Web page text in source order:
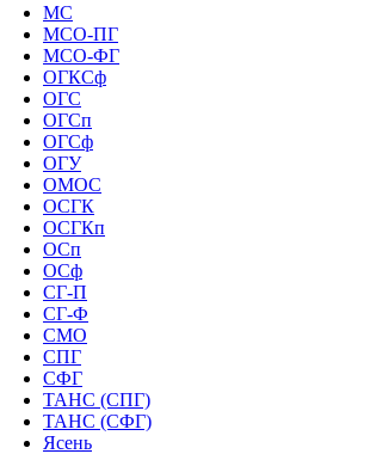
МС
МСО-ПГ
МСО-ФГ
ОГКСф
ОГС
ОГСп
ОГСф
ОГУ
ОМОС
ОСГК
ОСГКп
ОСп
ОСф
СГ-П
СГ-Ф
СМО
СПГ
СФГ
ТАНС (СПГ)
ТАНС (СФГ)
Ясень